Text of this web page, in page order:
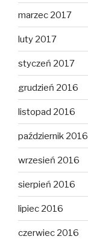
marzec 2017
luty 2017
styczeń 2017
grudzień 2016
listopad 2016
październik 2016
wrzesień 2016
sierpień 2016
lipiec 2016
czerwiec 2016